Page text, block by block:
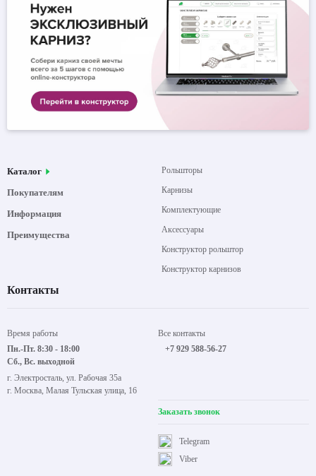
Каталог
Покупателям
Информация
Преимущества
Рольшторы
Карнизы
Комплектующие
Аксессуары
Конструктор рольштор
Конструктор карнизов
Контакты
Время работы
Пн.-Пт. 8:30 - 18:00
Сб., Вс. выходной
г. Электросталь, ул. Рабочая 35а
г. Москва, Малая Тульская улица, 16
Все контакты
+7 929 588-56-27
Заказать звонок
Viber
Telegram